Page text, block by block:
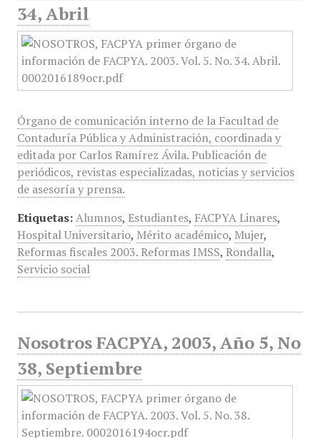
34, Abril
Órgano de comunicación interno de la Facultad de
Contaduría Pública y Administración, coordinada y
editada por Carlos Ramírez Ávila. Publicación de
periódicos, revistas especializadas, noticias y servicios
de asesoría y prensa.
Etiquetas: Alumnos, Estudiantes, FACPYA Linares,
Hospital Universitario, Mérito académico, Mujer,
Reformas fiscales 2003. Reformas IMSS, Rondalla,
Servicio social
Nosotros FACPYA, 2003, Año 5, No
38, Septiembre